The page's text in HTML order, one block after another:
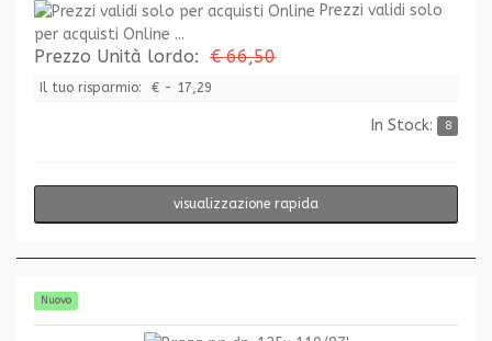
Prezzi validi solo
per acquisti Online ...
Prezzo Unità lordo: € 66,50
Il tuo risparmio: € - 17,29
In Stock: 8
visualizzazione rapida
Nuovo